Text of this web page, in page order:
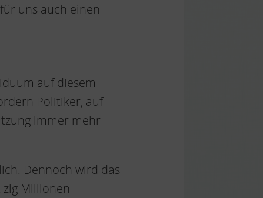
uns auch einen
auf diesem
Politiker, auf
immer mehr
Dennoch wird das
Millionen